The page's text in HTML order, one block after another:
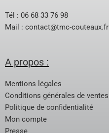
Tél : 06 68 33 76 98
Mail : contact@tmc-couteaux.fr
A propos :
Mentions légales
Conditions générales de ventes
Politique de confidentialité
Mon compte
Presse